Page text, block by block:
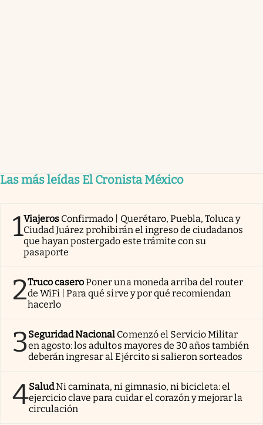
Las más leídas El Cronista México
1Viajeros Confirmado | Querétaro, Puebla, Toluca y
Ciudad Juárez prohibirán el ingreso de ciudadanos
que hayan postergado este trámite con su
pasaporte
2Truco caseroPoner una moneda arriba del router
de WiFi | Para qué sirve y por qué recomiendan
hacerlo
3Seguridad Nacional Comenzó el Servicio Militar
en agosto: los adultos mayores de 30 años también
deberán ingresar al Ejército si salieron sorteados
4SaludNi caminata, ni gimnasio, ni bicicleta: el
ejercicio clave para cuidar el corazón y mejorar la
circulación